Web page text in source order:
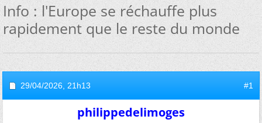
Info : l'Europe se réchauffe plus
rapidement que le reste du monde
29/04/2026, 21h13 #1
philippedelimoges